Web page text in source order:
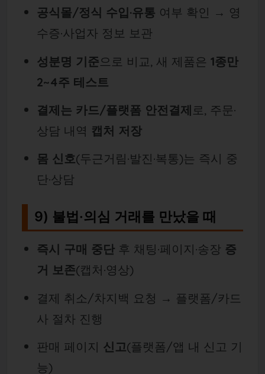
공식몰/정식 수입·유통 여부 확인 → 영
수증·사업자 정보 보관
성분명 기준으로 비교, 새 제품은 1종만
2~4주 테스트
결제는 카드/플랫폼 안전결제 로, 주문·
상담 내역 캡처 저장
몸 신호(두근거림·발진·복통)는 즉시 중
단·상담
9) 불법·의심 거래를 만났을 때
즉시 구매 중단후 채팅·페이지·송장 증
거 보존(캡처·영상)
결제 취소/차지백 요청 → 플랫폼/카드
사 절차 진행
판매 페이지 신고(플랫폼/앱 내 신고 기
능)